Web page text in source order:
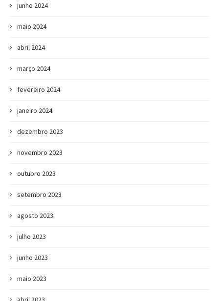
junho 2024
maio 2024
abril 2024
março 2024
fevereiro 2024
janeiro 2024
dezembro 2023
novembro 2023
outubro 2023
setembro 2023
agosto 2023
julho 2023
junho 2023
maio 2023